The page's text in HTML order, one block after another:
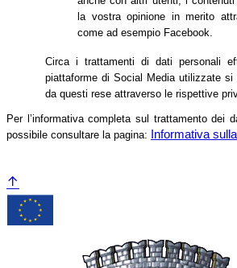
la vostra opinione in merito
come ad esempio Facebook.
Circa i trattamenti di dati personali
piattaforme di Social Media utilizzate si
da questi rese attraverso le rispettive
Per l’informativa completa sul trattamento dei
possibile consultare la pagina:
Informativa